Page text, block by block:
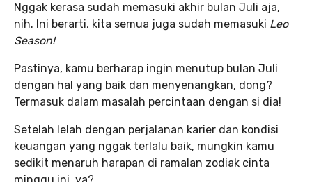
Nggak kerasa sudah memasuki akhir bulan Juli aja,
nih. Ini berarti, kita semua juga sudah memasuki Leo
Season!
Pastinya, kamu berharap ingin menutup bulan Juli
dengan hal yang baik dan menyenangkan, dong?
Termasuk dalam masalah percintaan dengan si dia!
Setelah lelah dengan perjalanan karier dan kondisi
keuangan yang nggak terlalu baik, mungkin kamu
sedikit menaruh harapan di ramalan zodiak cinta